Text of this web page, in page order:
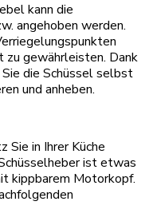
kann die
angehoben werden.
gewährleisten. Dank
die Schüssel selbst
und anheben.
Sie in Ihrer Küche
ist etwas
kippbarem Motorkopf.